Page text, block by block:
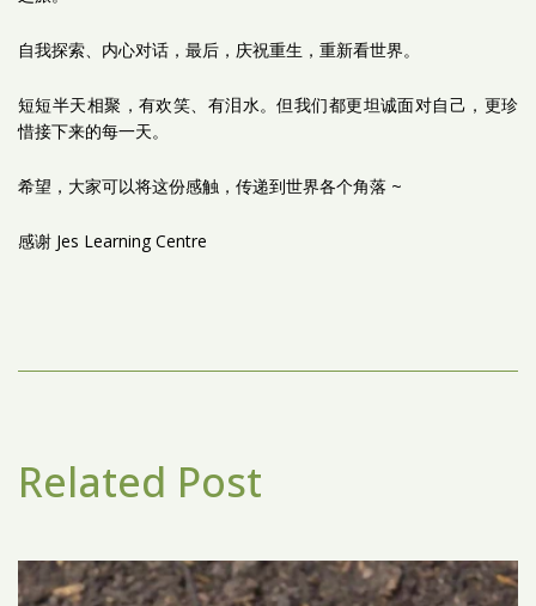
自我探索、内心对话，最后，庆祝重生，重新看世界。
短短半天相聚，有欢笑、有泪水。但我们都更坦诚面对自己，更珍
惜接下来的每一天。
希望，大家可以将这份感触，传递到世界各个角落 ~
感谢 Jes Learning Centre
Related Post